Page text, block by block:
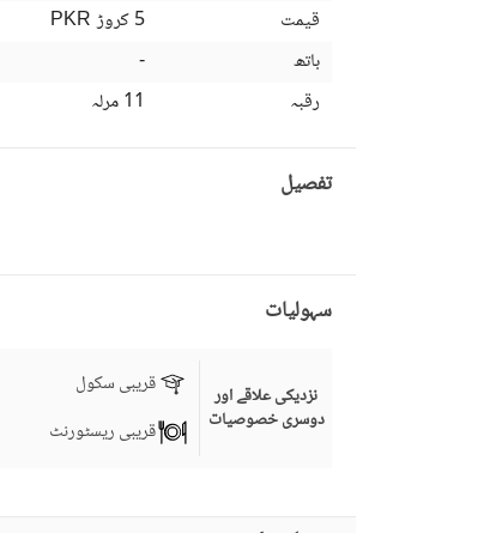
قیمت
PKR
5 کروڑ
باتھ
-
رقبہ
11 مرلہ
تفصیل
سہولیات
نزدیکی علاقے اور
دوسری خصوصیات
قریبی سکول
قریبی ریسٹورنٹ